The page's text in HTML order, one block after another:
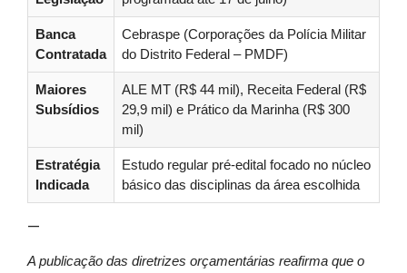
Banca
Contratada
Cebraspe (Corporações da Polícia Militar
do Distrito Federal – PMDF)
Maiores
Subsídios
ALE MT (R$ 44 mil), Receita Federal (R$
29,9 mil) e Prático da Marinha (R$ 300
mil)
Estratégia
Indicada
Estudo regular pré-edital focado no núcleo
básico das disciplinas da área escolhida
—
A publicação das diretrizes orçamentárias reafirma que o